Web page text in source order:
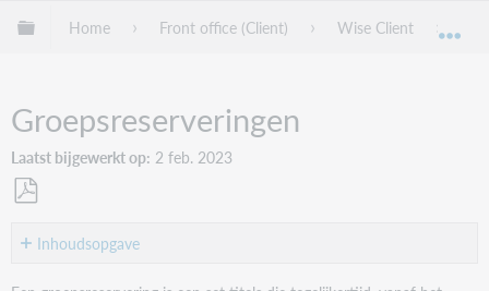
Uitklappen/inklappen van globale hiërarchie
Home Front office (Client) Wise Client
Groepsreserveringen
Laatst bijgewerkt op 2 feb. 2023
PDFInhoudsopgave
Reserveren